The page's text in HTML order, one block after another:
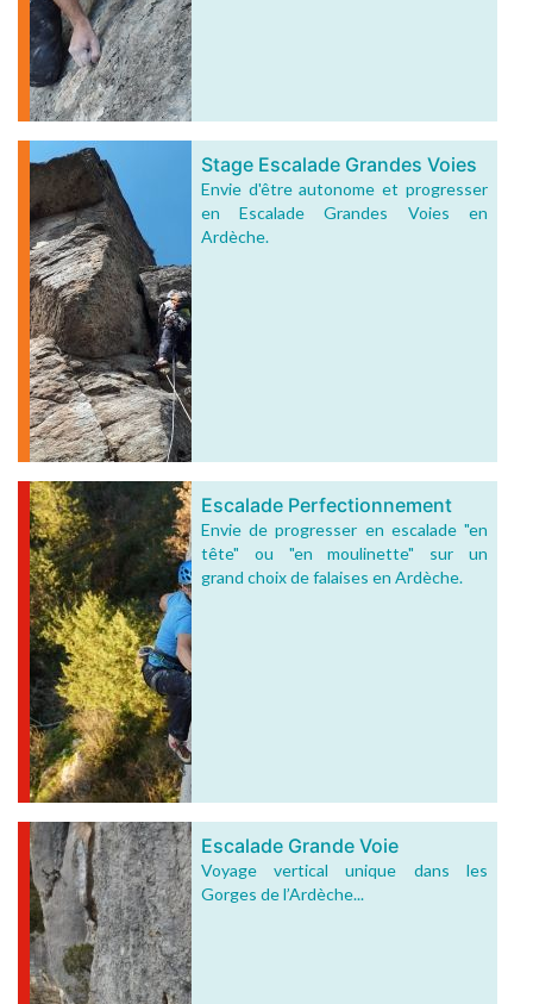
Stage Escalade Grandes Voies
Envie d'être autonome et progresser
en Escalade Grandes Voies en
Ardèche.
Escalade Perfectionnement
Envie de progresser en escalade "en
tête" ou "en moulinette" sur un
grand choix de falaises en Ardèche.
Escalade Grande Voie
Voyage vertical unique dans les
Gorges de l’Ardèche...